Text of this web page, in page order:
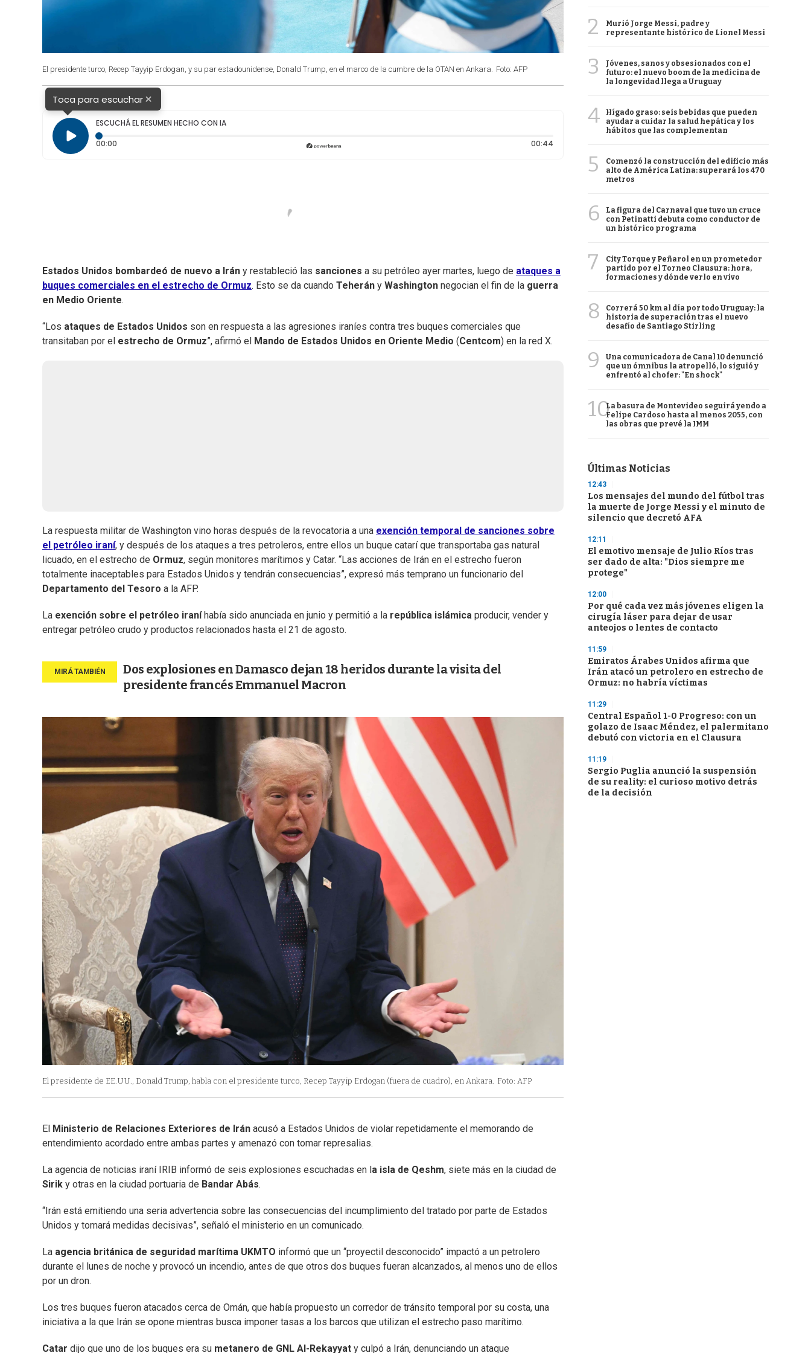
El presidente turco, Recep Tayyip Erdogan, y su par estadounidense, Donald Trump, en el marco de la cumbre de la OTAN en Ankara. Foto: AFP
Toca para escuchar×
ESCUCHÁ EL RESUMEN HECHO CON IA
00:00
00:44Duración: 44 segundos
Estados Unidos bombardeó de nuevo a Irán y restableció las sanciones a su petróleo ayer martes, luego de ataques a
buques comerciales en el estrecho de Ormuz. Esto se da cuando Teherán y Washington negocian el fin de la guerra
en Medio Oriente.
“Los ataques de Estados Unidos son en respuesta a las agresiones iraníes contra tres buques comerciales que
transitaban por el estrecho de Ormuz”, afirmó el Mando de Estados Unidos en Oriente Medio (Centcom) en la red X.
La respuesta militar de Washington vino horas después de la revocatoria a una exención temporal de sanciones sobre
el petróleo iraní, y después de los ataques a tres petroleros, entre ellos un buque catarí que transportaba gas natural
licuado, en el estrecho de Ormuz, según monitores marítimos y Catar. “Las acciones de Irán en el estrecho fueron
totalmente inaceptables para Estados Unidos y tendrán consecuencias”, expresó más temprano un funcionario del
Departamento del Tesoro a la AFP.
La exención sobre el petróleo iraníhabía sido anunciada en junio y permitió a la república islámica producir, vender y
entregar petróleo crudo y productos relacionados hasta el 21 de agosto.
Dos explosiones en Damasco dejan 18 heridos durante la visita del
presidente francés Emmanuel Macron
El presidente de EE.UU., Donald Trump, habla con el presidente turco, Recep Tayyip Erdogan (fuera de cuadro), en Ankara. Foto: AFP
El Ministerio de Relaciones Exteriores de Irán acusó a Estados Unidos de violar repetidamente el memorando de
entendimiento acordado entre ambas partes y amenazó con tomar represalias.
La agencia de noticias iraní IRIB informó de seis explosiones escuchadas en l a isla de Qeshm, siete más en la ciudad de
Sirik y otras en la ciudad portuaria de Bandar Abás.
“Irán está emitiendo una seria advertencia sobre las consecuencias del incumplimiento del tratado por parte de Estados
Unidos y tomará medidas decisivas”, señaló el ministerio en un comunicado.
La agencia británica de seguridad marítima UKMTO informó que un “proyectil desconocido” impactó a un petrolero
durante el lunes de noche y provocó un incendio, antes de que otros dos buques fueran alcanzados, al menos uno de ellos
por un dron.
Los tres buques fueron atacados cerca de Omán, que había propuesto un corredor de tránsito temporal por su costa, una
iniciativa a la que Irán se opone mientras busca imponer tasas a los barcos que utilizan el estrecho paso marítimo.
Catar dijo que uno de los buques era su metanero de GNL Al-Rekayyat y culpó a Irán, denunciando un ataque
2
Murió Jorge Messi, padre y
representante histórico de Lionel Messi
3
Jóvenes, sanos y obsesionados con el
futuro: el nuevo boom de la medicina de
la longevidad llega a Uruguay
4
Hígado graso: seis bebidas que pueden
ayudar a cuidar la salud hepática y los
hábitos que las complementan
5
Comenzó la construcción del edificio más
alto de América Latina: superará los 470
metros
6
La figura del Carnaval que tuvo un cruce
con Petinatti debuta como conductor de
un histórico programa
7
City Torque y Peñarol en un prometedor
partido por el Torneo Clausura: hora,
formaciones y dónde verlo en vivo
8
Correrá 50 km al día por todo Uruguay: la
historia de superación tras el nuevo
desafío de Santiago Stirling
9
Una comunicadora de Canal 10 denunció
que un ómnibus la atropelló, lo siguió y
enfrentó al chofer: "En shock"
10La basura de Montevideo seguirá yendo a
Felipe Cardoso hasta al menos 2055, con
las obras que prevé la IMM
Últimas Noticias
12:43
Los mensajes del mundo del fútbol tras
la muerte de Jorge Messi y el minuto de
silencio que decretó AFA
12:11
El emotivo mensaje de Julio Ríos tras
ser dado de alta: "Dios siempre me
protege"
12:00
Por qué cada vez más jóvenes eligen la
cirugía láser para dejar de usar
anteojos o lentes de contacto
11:59
Emiratos Árabes Unidos afirma que
Irán atacó un petrolero en estrecho de
Ormuz: no habría víctimas
11:29
Central Español 1-0 Progreso: con un
golazo de Isaac Méndez, el palermitano
debutó con victoria en el Clausura
11:19
Sergio Puglia anunció la suspensión
de su reality: el curioso motivo detrás
de la decisión